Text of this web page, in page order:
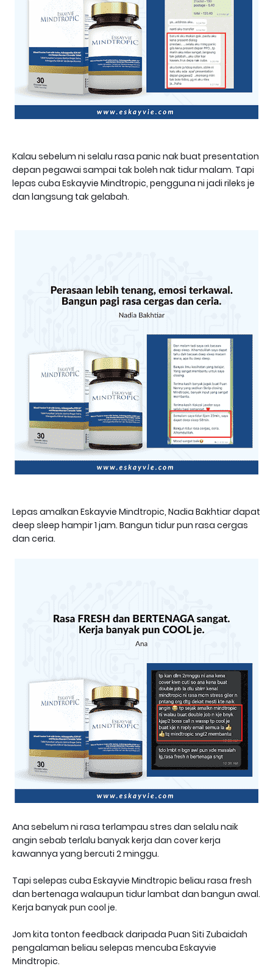
Kalau sebelum ni selalu rasa panic nak buat presentation
depan pegawai sampai tak boleh nak tidur malam. Tapi
lepas cuba Eskayvie Mindtropic, pengguna ni jadi rileks je
dan langsung tak gelabah.
Lepas amalkan Eskayvie Mindtropic, Nadia Bakhtiar dapat
deep sleep hampir 1 jam. Bangun tidur pun rasa cergas
dan ceria.
Ana sebelum ni rasa terlampau stres dan selalu naik
angin sebab terlalu banyak kerja dan cover kerja
kawannya yang bercuti 2 minggu.
Tapi selepas cuba Eskayvie Mindtropic beliau rasa fresh
dan bertenaga walaupun tidur lambat dan bangun awal.
Kerja banyak pun cool je.
Jom kita tonton feedback daripada Puan Siti Zubaidah
pengalaman beliau selepas mencuba Eskayvie
Mindtropic.